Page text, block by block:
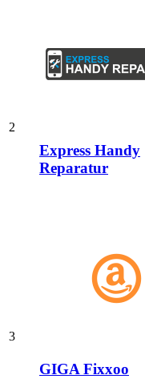
2
Express Handy
Reparatur
3
GIGA Fixxoo